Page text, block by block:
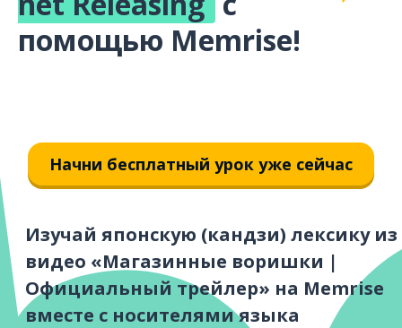
помощью Memrise!
Начни бесплатный урок уже сейчас
Изучай японскую (кандзи) лексику из
видео «Магазинные воришки |
Официальный трейлер» на Memrise
вместе с носителями языка